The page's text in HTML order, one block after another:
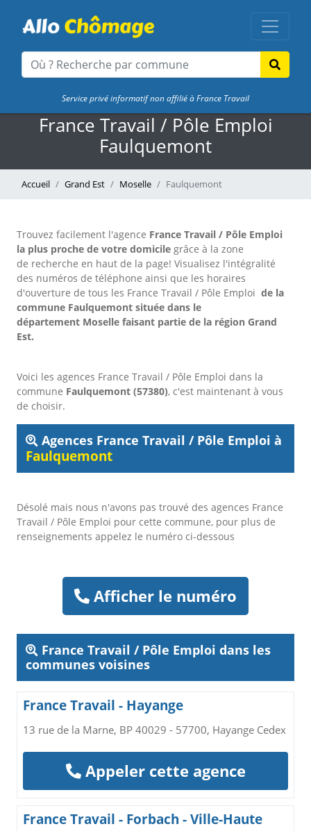
Service privé informatif non affilié à France Travail
France Travail / Pôle Emploi
Faulquemont
Accueil Grand Est Moselle Faulquemont
Trouvez facilement l'agence France Travail / Pôle Emploi
la plus proche de votre domicile grâce à la zone
de recherche en haut de la page! Visualisez l'intégralité
des numéros de téléphone ainsi que les horaires
d'ouverture de tous les France Travail / Pôle Emploi de la
commune Faulquemont située dans le
département Moselle faisant partie de la région Grand
Est.
Voici les agences France Travail / Pôle Emploi dans la
commune Faulquemont (57380), c'est maintenant à vous
de choisir.
Agences France Travail / Pôle Emploi à
Faulquemont
Désolé mais nous n'avons pas trouvé des agences France
Travail / Pôle Emploi pour cette commune, pour plus de
renseignements appelez le numéro ci-dessous
Afficher le numéro
France Travail / Pôle Emploi dans les
communes voisines
France Travail - Hayange
13 rue de la Marne, BP 40029 - 57700, Hayange Cedex
Appeler cette agence
France Travail - Forbach - Ville-Haute